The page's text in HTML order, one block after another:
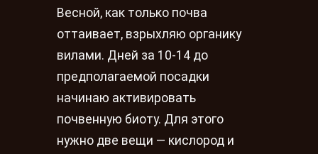
Весной, как только почва
оттаивает, взрыхляю органику
вилами. Дней за 10-14 до
предполагаемой посадки
начинаю активировать
почвенную биоту. Для этого
нужно две вещи — кислород и